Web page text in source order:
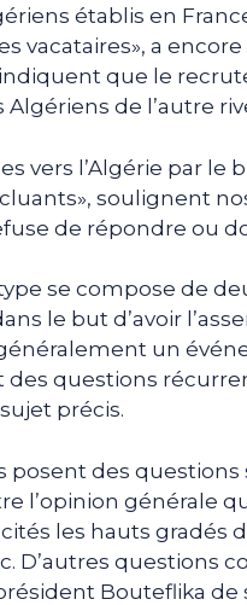
établis en
vacataires», a
que le
de l’autre
vers l’Algérie par
soulignent
de répondre ou
se compose de
le but d’avoir
un
des questions
précis.
posent des
l’opinion générale
les hauts gradés
D’autres questions
Bouteflika de